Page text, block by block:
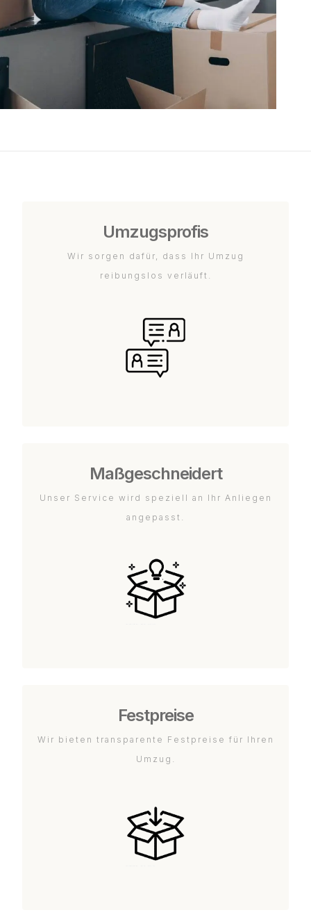
Umzugsprofis
Wir sorgen dafür, dass Ihr Umzug
reibungslos verläuft.
Maßgeschneidert
Unser Service wird speziell an Ihr Anliegen
angepasst.
Festpreise
Wir bieten transparente Festpreise für Ihren
Umzug.